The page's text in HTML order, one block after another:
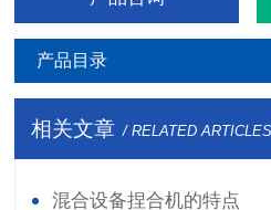
产品目录
相关文章 / RELATED ARTICLES
混合设备捏合机的特点